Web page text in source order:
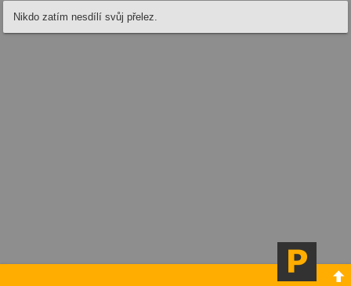
Nikdo zatím nesdílí svůj přelez.
